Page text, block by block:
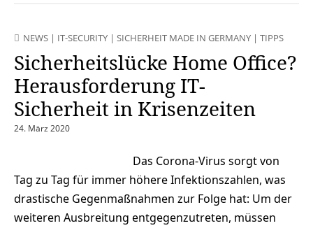
NEWS | IT-SECURITY | SICHERHEIT MADE IN GERMANY | TIPPS
Sicherheitslücke Home Office?
Herausforderung IT-
Sicherheit in Krisenzeiten
24. März 2020
Das Corona-Virus sorgt von
Tag zu Tag für immer höhere Infektionszahlen, was
drastische Gegenmaßnahmen zur Folge hat: Um der
weiteren Ausbreitung entgegenzutreten, müssen